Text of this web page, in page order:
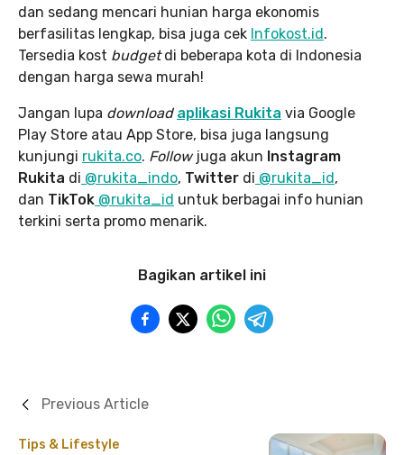
dan sedang mencari hunian harga ekonomis
berfasilitas lengkap, bisa juga cek Infokost.id.
Tersedia kost budgetdi beberapa kota di Indonesia
dengan harga sewa murah!
Jangan lupa download aplikasi Rukita via Google
Play Store atau App Store, bisa juga langsung
kunjungi rukita.co. Followjuga akun Instagram
Rukita di @rukita_indo, Twitter di @rukita_id,
dan TikTok @rukita_id untuk berbagai info hunian
terkini serta promo menarik.
Bagikan artikel ini
Tips & Lifestyle
Previous Article